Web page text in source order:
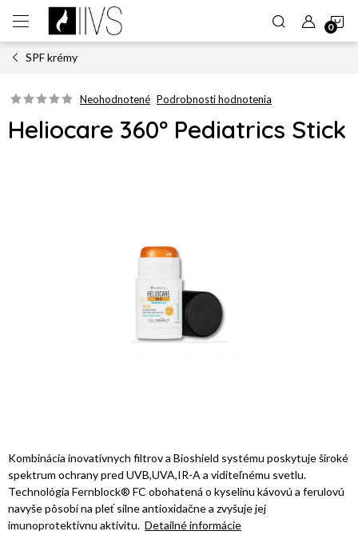
obsah
SPF krémy
Neohodnotené Podrobnosti hodnotenia
Heliocare 360º Pediatrics Stick
Kombinácia inovatívnych filtrov a Bioshield systému poskytuje široké
spektrum ochrany pred UVB,UVA,IR-A a viditeľnému svetlu.
Technológia Fernblock® FC obohatená o kyselinu kávovú a ferulovú
navyše pôsobí na pleť silne antioxidačne a zvyšuje jej
imunoprotektívnu aktivitu. Detailné informácie